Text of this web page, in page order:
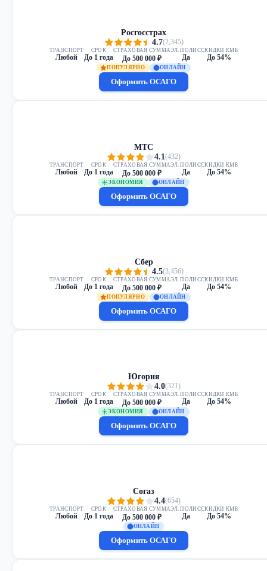
Росгосстрах
4.7(2,345)
ТРАНСПОРТ
Любой
СРОК
До 1 года
СТРАХОВАЯ СУММА
До 500 000 ₽
ЭЛ. ПОЛИС
Да
СКИДКИ КМБ
До 54%
ПОПУЛЯРНО ОНЛАЙН
Оформить ОСАГО
МТС
4.1 (432)
ТРАНСПОРТ
Любой
СРОК
До 1 года
СТРАХОВАЯ СУММА
До 500 000 ₽
ЭЛ. ПОЛИС
Да
СКИДКИ КМБ
До 54%
ЭКОНОМИЯ ОНЛАЙН
Оформить ОСАГО
Сбер
4.5(3,456)
ТРАНСПОРТ
Любой
СРОК
До 1 года
СТРАХОВАЯ СУММА
До 500 000 ₽
ЭЛ. ПОЛИС
Да
СКИДКИ КМБ
До 54%
ПОПУЛЯРНО ОНЛАЙН
Оформить ОСАГО
Югория
4.0(321)
ТРАНСПОРТ
Любой
СРОК
До 1 года
СТРАХОВАЯ СУММА
До 500 000 ₽
ЭЛ. ПОЛИС
Да
СКИДКИ КМБ
До 54%
ЭКОНОМИЯ ОНЛАЙН
Оформить ОСАГО
Согаз
4.4(654)
ТРАНСПОРТ
Любой
СРОК
До 1 года
СТРАХОВАЯ СУММА
До 500 000 ₽
ЭЛ. ПОЛИС
Да
СКИДКИ КМБ
До 54%
ОНЛАЙН
Оформить ОСАГО